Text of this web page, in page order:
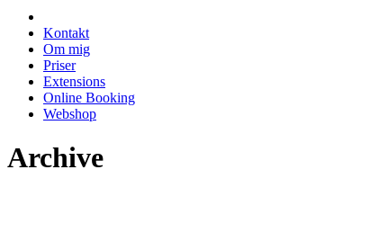
Kontakt
Om mig
Priser
Extensions
Online Booking
Webshop
Archive